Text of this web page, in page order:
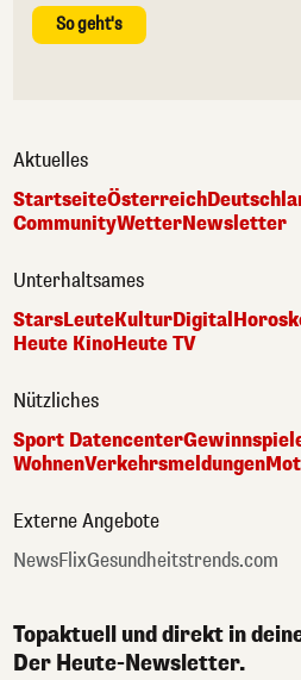
So geht's
Aktuelles
StartseiteÖsterreich
CommunityWetterNewsletter
Unterhaltsames
StarsLeuteKulturDigital
Heute KinoHeute TV
Nützliches
Sport Datencenter
WohnenVerkehrsmeldungen
Externe Angebote
NewsFlixGesundheitstrends.com
Topaktuell und direkt in
Der Heute-Newsletter.